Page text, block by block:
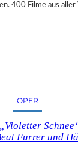
400 Filme aus
OPER
Furrer und